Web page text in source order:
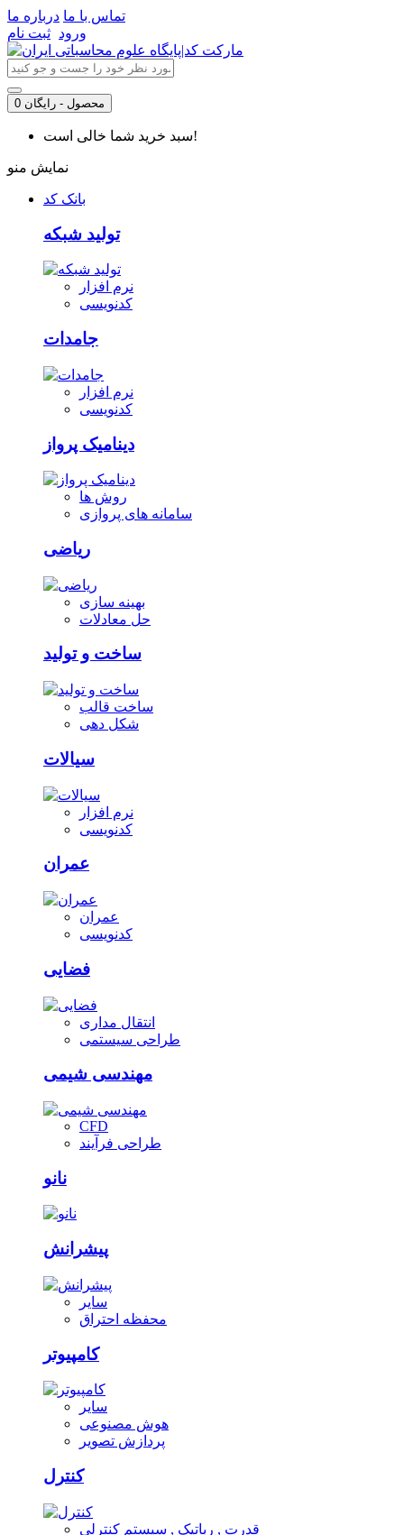
تماس با ما درباره ما
ورود ثبت نام
0 محصول - رایگان
سبد خرید شما خالی است!
نمایش منو
بانک کد
تولید شبکه
نرم افزار
کدنویسی
جامدات
نرم افزار
کدنویسی
دینامیک پرواز
روش ها
سامانه های پروازی
ریاضی
بهینه سازی
حل معادلات
ساخت و تولید
ساخت قالب
شکل دهی
سیالات
نرم افزار
کدنویسی
عمران
عمران
کدنویسی
فضایی
انتقال مداری
طراحی سیستمی
مهندسی شیمی
CFD
طراحی فرآیند
نانو
پیشرانش
سایر
محفظه احتراق
کامپیوتر
سایر
هوش مصنوعی
پردازش تصویر
کنترل
قدرت , رباتیک , سیستم کنترلی